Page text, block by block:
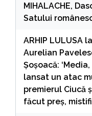
MIHALACHE,
Satului
ARHIP LULUSA la
Aurelian
Șoșoacă:
lansat un atac
premierul Ciucă
făcut preș,